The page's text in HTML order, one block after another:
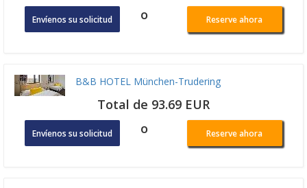
Envíenos su solicitud o Reserve ahora
B&B HOTEL München-Trudering
Total de 93.69 EUR
Envíenos su solicitud o Reserve ahora